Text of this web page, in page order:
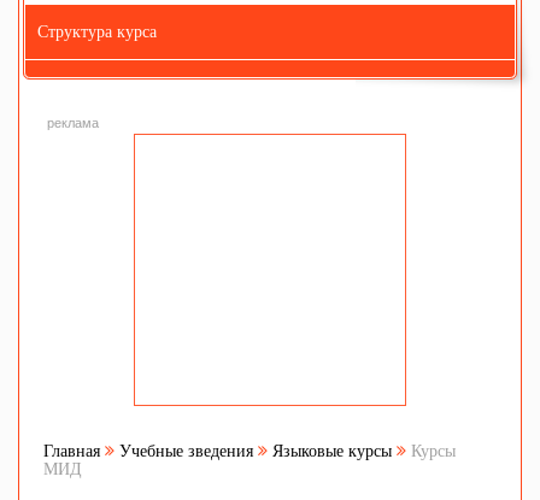
Структура курса
реклама
Главная Учебные зведения Языковые курсы
Курсы
МИД